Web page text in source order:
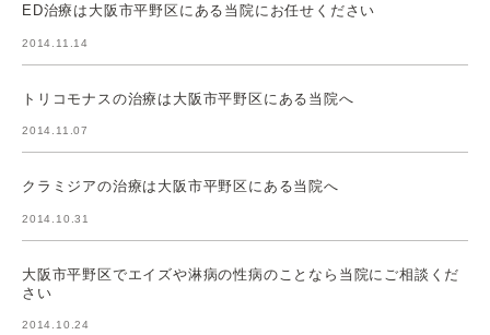
ED治療は大阪市平野区にある当院にお任せください
2014.11.14
トリコモナスの治療は大阪市平野区にある当院へ
2014.11.07
クラミジアの治療は大阪市平野区にある当院へ
2014.10.31
大阪市平野区でエイズや淋病の性病のことなら当院にご相談くだ
さい
2014.10.24